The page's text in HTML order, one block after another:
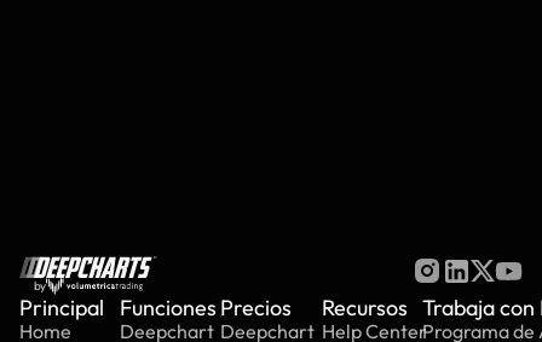
by
Principal
Home
Funciones
Deepchart
Precios
Deepchart
Recursos
Help Center
Trabaja
Programa de